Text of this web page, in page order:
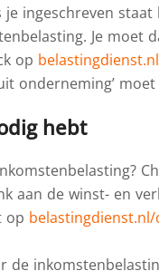
ingeschreven
Je moet
op
onderneming’
hebt
aan de winst- en
op
de